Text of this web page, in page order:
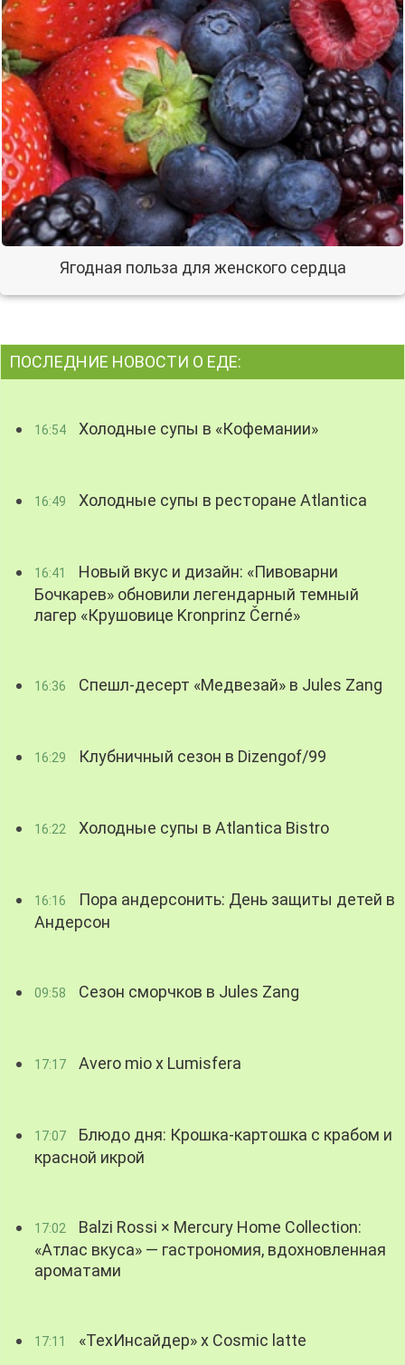
Ягодная польза для женского сердца
ПОСЛЕДНИЕ НОВОСТИ О ЕДЕ:
16:54 Холодные супы в «Кофемании»
16:49 Холодные супы в ресторане Atlantica
16:41
Новый вкус и дизайн: «Пивоварни
Бочкарев» обновили легендарный темный
лагер «Крушовице Kronprinz Černé»
16:36 Спешл-десерт «Медвезай» в Jules Zang
16:29 Клубничный сезон в Dizengof/99
16:22 Холодные супы в Atlantica Bistro
16:16
Пора андерсонить: День защиты детей в
Андерсон
09:58 Сезон сморчков в Jules Zang
17:17 Avero mio x Lumisfera
17:07
Блюдо дня: Крошка-картошка с крабом и
красной икрой
17:02
Balzi Rossi × Mercury Home Collection:
«Атлас вкуса» — гастрономия, вдохновленная
ароматами
17:11 «ТехИнсайдер» х Cosmic latte